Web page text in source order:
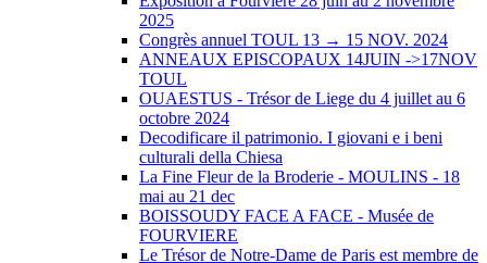
2025
Congrès annuel TOUL 13 → 15 NOV. 2024
ANNEAUX EPISCOPAUX 14JUIN ->17NOV
TOUL
OUAESTUS - Trésor de Liege du 4 juillet au 6
octobre 2024
Decodificare il patrimonio. I giovani e i beni
culturali della Chiesa
La Fine Fleur de la Broderie - MOULINS - 18
mai au 21 dec
BOISSOUDY FACE A FACE - Musée de
FOURVIERE
Le Trésor de Notre-Dame de Paris est membre de